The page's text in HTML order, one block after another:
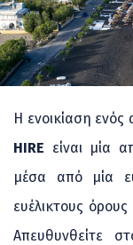
Η ενοικίαση
HIRE είναι μία
μέσα από μία
ευέλικτους
Απευθυνθείτε